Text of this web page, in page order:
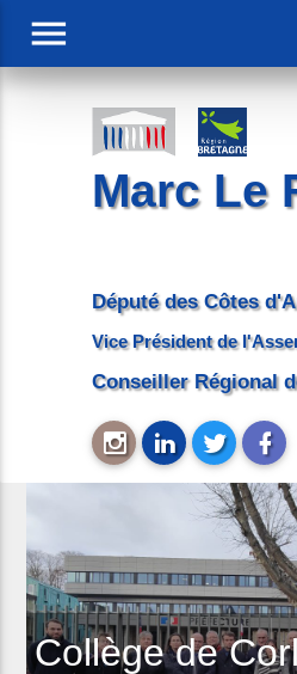
Marc Le
Député des Côtes
Vice Président de
Conseiller Régional
menu
Collège de